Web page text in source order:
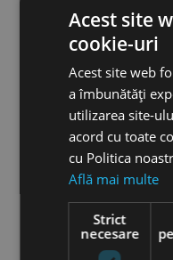
Pop-nituri
Piulite-nit Otel
Piulite-nit
Sisteme de fixare
Dibluri, suporti &
Dibluri si combinatii
Acest site
cookie-uri
Acest site web
a îmbunătăți
utilizarea site-
acord cu toate
cu Politica
Află mai multe
Strict
necesare